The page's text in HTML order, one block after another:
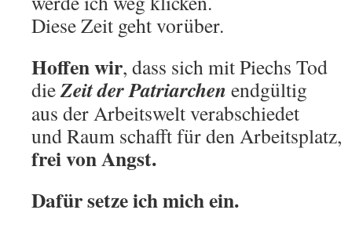
Diese Zeit geht vorüber.
Hoffen wir, dass sich mit Piechs Tod
dieZeit der Patriarchen endgültig
aus der Arbeitswelt verabschiedet
und Raum schafft für den Arbeitsplatz,
frei von Angst.
Dafür setze ich mich ein.